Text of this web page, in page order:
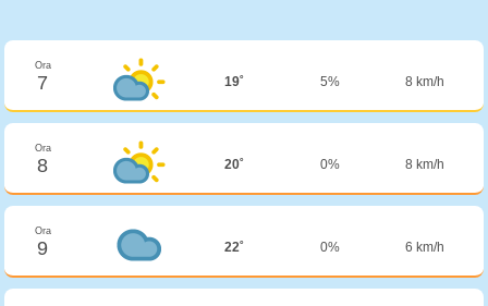
Ora
7 19˚ 5% 8 km/h
Ora
8 20˚ 0% 8 km/h
Ora
9 22˚ 0% 6 km/h